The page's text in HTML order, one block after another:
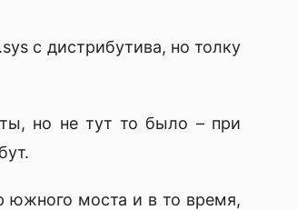
с дистрибутива, но толку
но не тут то было – при
южного моста и в то время,